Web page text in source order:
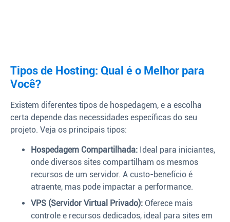
Tipos de Hosting: Qual é o Melhor para
Você?
Existem diferentes tipos de hospedagem, e a escolha
certa depende das necessidades específicas do seu
projeto. Veja os principais tipos:
Hospedagem Compartilhada: Ideal para iniciantes,
onde diversos sites compartilham os mesmos
recursos de um servidor. A custo-benefício é
atraente, mas pode impactar a performance.
VPS (Servidor Virtual Privado): Oferece mais
controle e recursos dedicados, ideal para sites em